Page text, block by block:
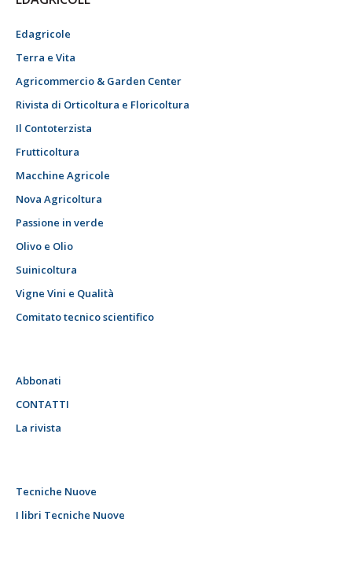
Edagricole
Terra e Vita
Agricommercio & Garden Center
Rivista di Orticoltura e Floricoltura
Il Contoterzista
Frutticoltura
Macchine Agricole
Nova Agricoltura
Passione in verde
Olivo e Olio
Suinicoltura
Vigne Vini e Qualità
Comitato tecnico scientifico
Abbonati
CONTATTI
La rivista
Tecniche Nuove
I libri Tecniche Nuove